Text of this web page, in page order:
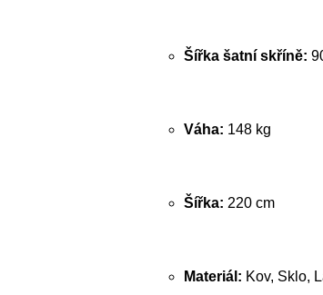
Šířka šatní skříně:
Váha: 148 kg
Šířka: 220 cm
Materiál: Kov, Sklo,